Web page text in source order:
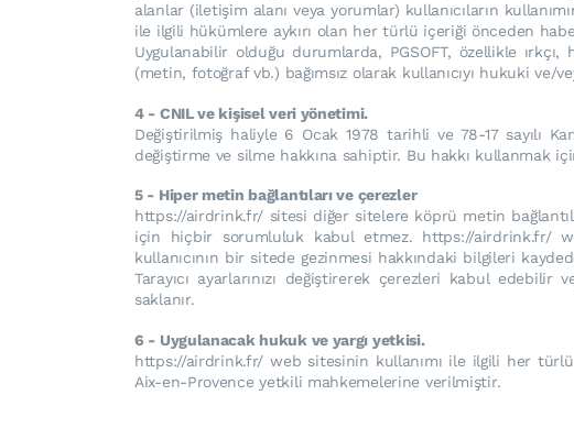
alanlar (iletişim alanı veya yorumlar) kullanıcıların
ile ilgili hükümlere aykırı olan her türlü içeriği önceden
Uygulanabilir olduğu durumlarda, PGSOFT, özellikle
(metin, fotoğraf vb.) bağımsız olarak kullanıcıyı hukuki
4 - CNIL ve kişisel veri yönetimi.
Değiştirilmiş haliyle 6 Ocak 1978 tarihli ve 78-17 sayılı
değiştirme ve silme hakkına sahiptir. Bu hakkı kullanmak
5 - Hiper metin bağlantıları ve çerezler
https://airdrink.fr/ sitesi diğer sitelere köprü metin
için hiçbir sorumluluk kabul etmez. https://airdrink.fr/
kullanıcının bir sitede gezinmesi hakkındaki bilgileri
Tarayıcı ayarlarınızı değiştirerek çerezleri kabul
saklanır.
6 - Uygulanacak hukuk ve yargı yetkisi.
https://airdrink.fr/ web sitesinin kullanımı ile ilgili her türlü
Aix-en-Provence yetkili mahkemelerine verilmiştir.